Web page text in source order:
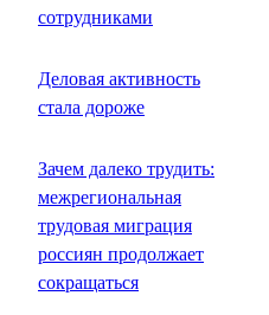
сотрудниками
Деловая активность
стала дороже
Зачем далеко трудить:
межрегиональная
трудовая миграция
россиян продолжает
сокращаться